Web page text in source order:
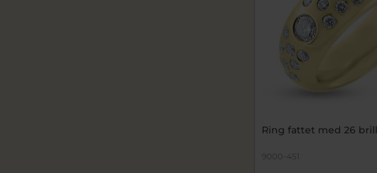
Ring fattet med 26
9000-451